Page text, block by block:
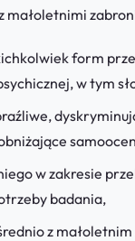
małoletnimi
form
w tym
w zakresie
badania,
z